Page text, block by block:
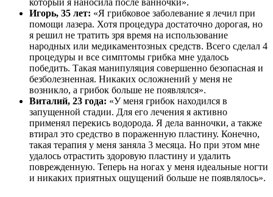
Грибок ногтей на ногах можно быстро вылечить только при
условии, что терапия была начата непосредственно на первой
стадии его развития. Если же инфекция уже в течение
длительного времени поражала ноготь, то справиться с такой
проблемой сложнее. Но не стоит расстраиваться, так как даже
запущенная стаи грибка – это приговор, просто длительность
лечение ногтевого грибка будет дольше.
Частые вопросы
Какие народные средства убивают грибок
ногтей?
Народные способы борьбы с грибком, их эффективность
Наиболее популярны: обработка ногтевых пластин перекисью
водорода, йодом, горячие ванночки с яблочным или винным